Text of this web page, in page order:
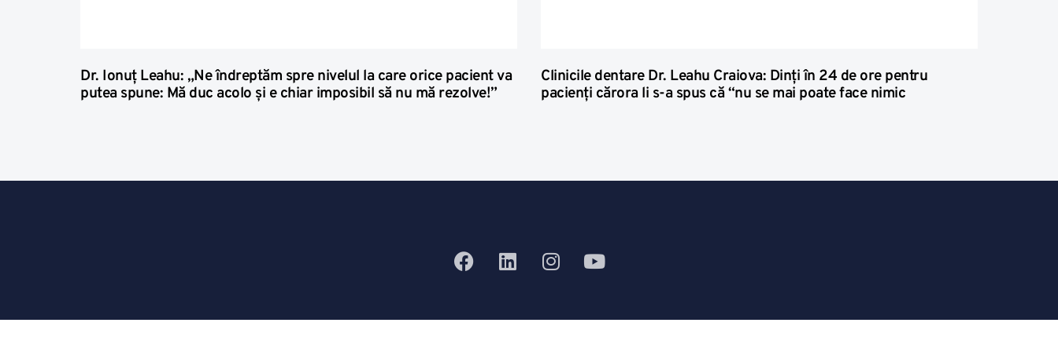
Dr. Ionuț Leahu: „Ne îndreptăm spre nivelul la care orice pacient va
putea spune: Mă duc acolo și e chiar imposibil să nu mă rezolve!”
Clinicile dentare Dr. Leahu Craiova: Dinţi în 24 de ore pentru
pacienţi cărora li s-a spus că “nu se mai poate face nimic